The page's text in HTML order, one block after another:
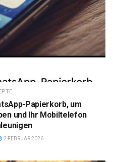
Papierkorb, um
und Ihr Mobiltelefon
2 FEBRUAR 2026